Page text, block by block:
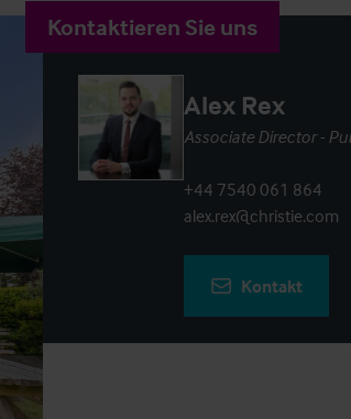
Kontaktieren Sie uns
Alex Rex
Associate Director -
+44 7540 061 864
alex.rex@christie.com
Kontakt